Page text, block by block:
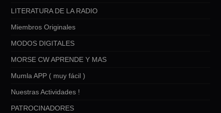
LITERATURA DE LA RADIO
Miembros Originales
MODOS DIGITALES
MORSE CW APRENDE Y MAS
Mumla APP ( muy fácil )
Nuestras Actividades !
PATROCINADORES